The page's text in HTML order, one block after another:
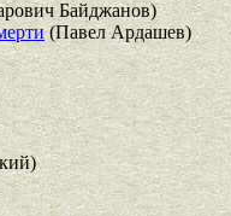
Байджанов)
(Павел Ардашев)